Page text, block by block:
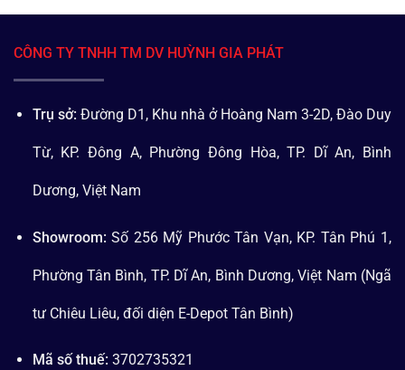
CÔNG TY TNHH TM DV HUỲNH GIA PHÁT
Trụ sở: Đường D1, Khu nhà ở Hoàng Nam 3-2D, Đào Duy
Từ, KP. Đông A, Phường Đông Hòa, TP. Dĩ An, Bình
Dương, Việt Nam
Showroom: Số 256 Mỹ Phước Tân Vạn, KP. Tân Phú 1,
Phường Tân Bình, TP. Dĩ An, Bình Dương, Việt Nam (Ngã
tư Chiêu Liêu, đối diện E-Depot Tân Bình)
Mã số thuế: 3702735321